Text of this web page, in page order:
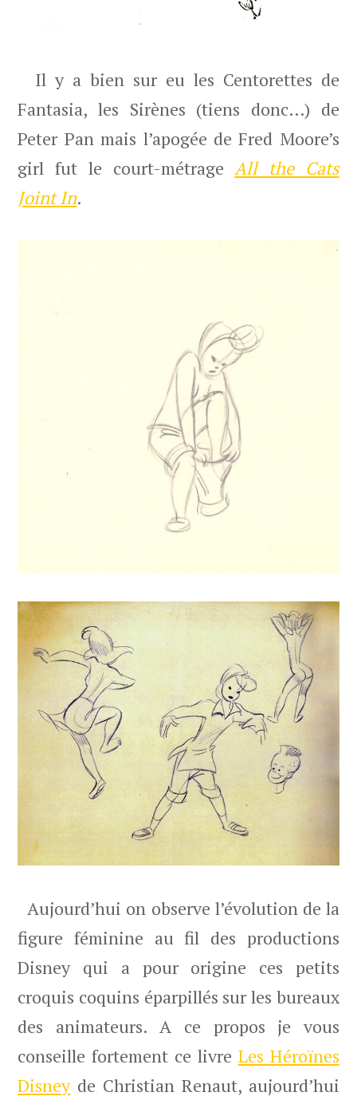
Il y a bien sur eu les Centorettes de
Fantasia, les Sirènes (tiens donc…) de
Peter Pan mais l’apogée de Fred Moore’s
girl fut le court-métrageAll the Cats
Joint In.
Aujourd’hui on observe l’évolution de la
figure féminine au fil des productions
Disney qui a pour origine ces petits
croquis coquins éparpillés sur les bureaux
des animateurs. A ce propos je vous
conseille fortement ce livre Les Héroïnes
Disneyde Christian Renaut, aujourd’hui